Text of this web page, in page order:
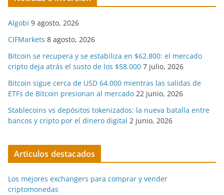
Algobi 9 agosto, 2026
CIFMarkets 8 agosto, 2026
Bitcoin se recupera y se estabiliza en $62.800: el mercado
cripto deja atrás el susto de los $58.000 7 julio, 2026
Bitcoin sigue cerca de USD 64.000 mientras las salidas de
ETFs de Bitcoin presionan al mercado 22 junio, 2026
Stablecoins vs depósitos tokenizados: la nueva batalla entre
bancos y cripto por el dinero digital 2 junio, 2026
Articulos destacados
Los mejores exchangers para comprar y vender
criptomonedas